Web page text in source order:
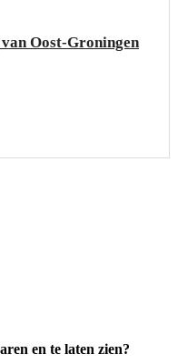
Oost-Groningen
en te laten zien?